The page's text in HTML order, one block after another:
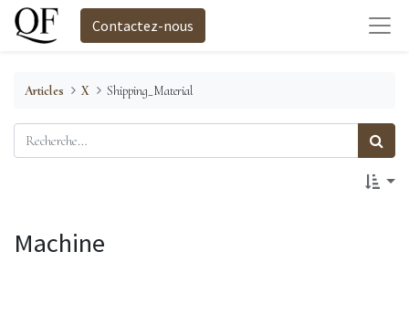
Contactez-nous
Articles X Shipping_Material
Machine